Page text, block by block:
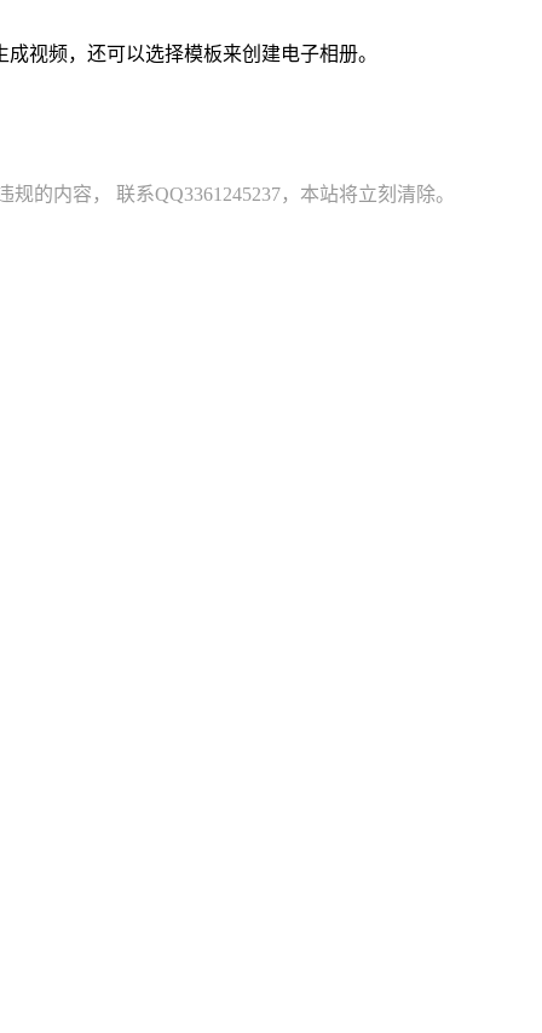
视频，还可以选择模板来创建电子相册。
的内容， 联系QQ3361245237，本站将立刻清除。